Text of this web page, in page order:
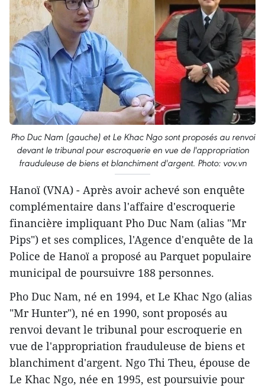
Pho Duc Nam (gauche) et Le Khac Ngo sont proposés au renvoi
devant le tribunal pour escroquerie en vue de l'appropriation
frauduleuse de biens et blanchiment d'argent. Photo: vov.vn
Hanoï (VNA) - Après avoir achevé son enquête
complémentaire dans l'affaire d'escroquerie
financière impliquant Pho Duc Nam (alias "Mr
Pips") et ses complices, l'Agence d'enquête de la
Police de Hanoï a proposé au Parquet populaire
municipal de poursuivre 188 personnes.
Pho Duc Nam, né en 1994, et Le Khac Ngo (alias
"Mr Hunter"), né en 1990, sont proposés au
renvoi devant le tribunal pour escroquerie en
vue de l'appropriation frauduleuse de biens et
blanchiment d'argent. Ngo Thi Theu, épouse de
Le Khac Ngo, née en 1995, est poursuivie pour